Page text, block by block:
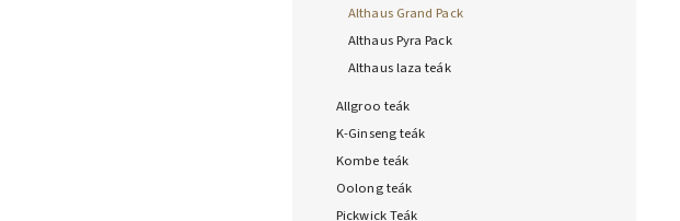
Althaus Grand Pack
Althaus Pyra Pack
Althaus laza teák
Allgroo teák
K-Ginseng teák
Kombe teák
Oolong teák
Pickwick Teák